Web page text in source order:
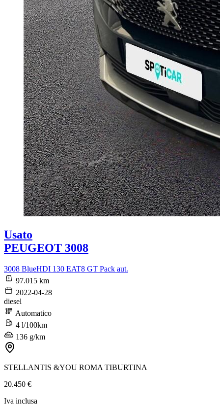
Usato
PEUGEOT 3008
3008 BlueHDI 130 EAT8 GT Pack aut.
97.015 km
2022-04-28
diesel
Automatico
4 l/100km
136 g/km
STELLANTIS &YOU ROMA TIBURTINA
20.450 €
Iva inclusa